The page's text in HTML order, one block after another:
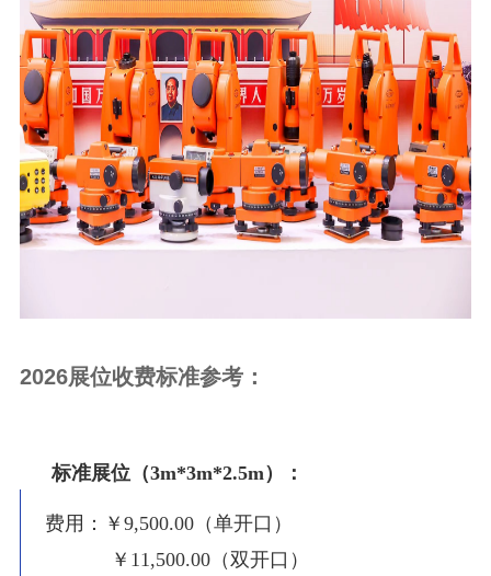
2026展位收费标准参考：
标准展位（3m*3m*2.5m）：
费用：￥9,500.00（单开口）
￥11,500.00（双开口）